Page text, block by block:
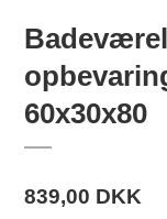
60x30x80
839,00 DKK